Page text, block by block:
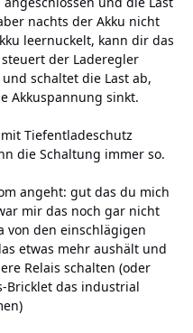
nachts der Akku nicht
leernuckelt, kann dir das
der Laderegler
schaltet die Last ab,
Akkuspannung sinkt.
Tiefentladeschutz
die Schaltung immer so.
angeht: gut das du mich
mir das noch gar nicht
von den einschlägigen
etwas mehr aushält und
Relais schalten (oder
Bricklet das industrial